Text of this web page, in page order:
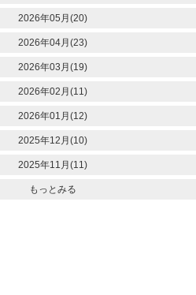
2026年05月(20)
2026年04月(23)
2026年03月(19)
2026年02月(11)
2026年01月(12)
2025年12月(10)
2025年11月(11)
もっとみる